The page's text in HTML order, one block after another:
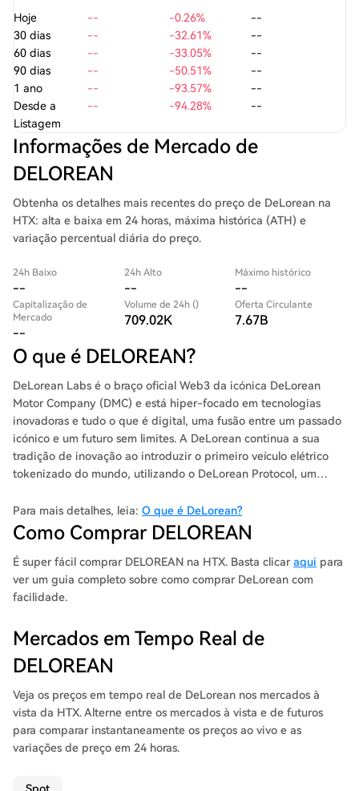
Hoje -- -0.26%
--
30 dias
-- -32.61%
--
60 dias
-- -33.05%
--
90 dias
-- -50.51%
--
1 ano
-- -93.57%
--
Desde a
Listagem
-- -94.28% --
Informações de Mercado de
DELOREAN
Obtenha os detalhes mais recentes do preço de DeLorean na
HTX: alta e baixa em 24 horas, máxima histórica (ATH) e
variação percentual diária do preço.
24h Baixo
--
24h Alto
--
Máximo histórico
--
Capitalização de
Mercado
--
Volume de 24h ()
709.02K
Oferta Circulante
7.67B
O que é DELOREAN?
DeLorean Labs é o braço oficial Web3 da icónica DeLorean
Motor Company (DMC) e está hiper-focado em tecnologias
inovadoras e tudo o que é digital, uma fusão entre um passado
icónico e um futuro sem limites. A DeLorean continua a sua
tradição de inovação ao introduzir o primeiro veículo elétrico
tokenizado do mundo, utilizando o DeLorean Protocol, um
análises. Este Protocolo foi concebido para proporcionar aos
consumidores um ecossistema sem costuras e transparente onde
os carros podem ser comprados, trocados, autenticados e
rastreados como nunca antes.
Para mais detalhes, leia: O que é DeLorean?
Como Comprar DELOREAN
É super fácil comprar DELOREAN na HTX. Basta clicaraqui para
ver um guia completo sobre como comprar DeLorean com
facilidade.
Mercados em Tempo Real de
DELOREAN
Veja os preços em tempo real de DeLorean nos mercados à
vista da HTX. Alterne entre os mercados à vista e de futuros
para comparar instantaneamente os preços ao vivo e as
variações de preço em 24 horas.